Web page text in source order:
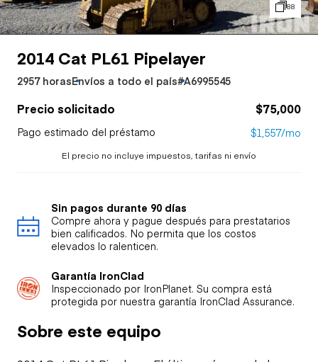
88
2014 Cat PL61 Pipelayer
2957 horasEnvíos a todo el país#A6995545
Precio solicitado $75,000
Pago estimado del préstamo $1,557/mo
El precio no incluye impuestos, tarifas ni envío
Sin pagos durante 90 días
Compre ahora y pague después para prestatarios
bien calificados. No permita que los costos
elevados lo ralenticen.
Garantía IronClad
Inspeccionado por IronPlanet. Su compra está
protegida por nuestra garantía IronClad Assurance.
Sobre este equipo